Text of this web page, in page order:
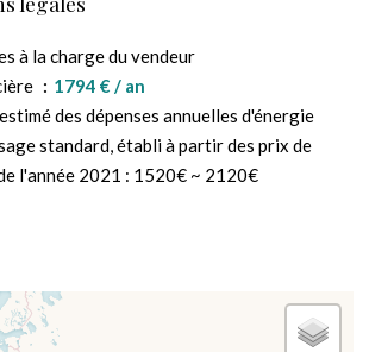
à la charge du vendeur
1794 € / an
des dépenses annuelles d'énergie
standard, établi à partir des prix de
l'année 2021 : 1520€ ~ 2120€